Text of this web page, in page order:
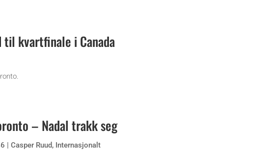
til kvartfinale i Canada
– Nadal trakk seg
| Casper Ruud, Internasjonalt